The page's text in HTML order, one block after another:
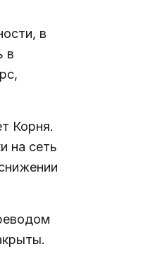
в
в
Корня.
на сеть